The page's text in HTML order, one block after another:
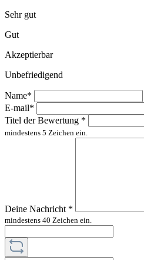
Sehr gut
Gut
Akzeptierbar
Unbefriedigend
Name*
E-mail*
Titel der Bewertung *
mindestens 5 Zeichen ein.
Deine Nachricht *
mindestens 40 Zeichen ein.